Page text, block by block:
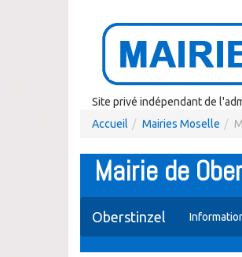
Site privé indépendant de
Accueil
Mairies Moselle
Mairie de
Oberstinzel